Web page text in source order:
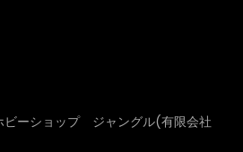
ビーショップ ジャングル(有限会社